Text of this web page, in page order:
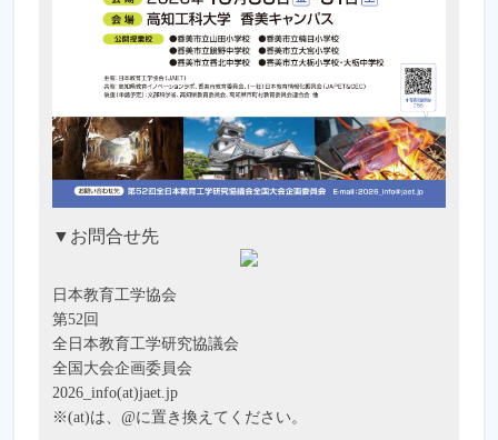
▼お問合せ先
日本教育工学協会
第52回
全日本教育工学研究協議会
全国大会企画委員会
2026_info(at)jaet.jp
※(at)は、@に置き換えてください。